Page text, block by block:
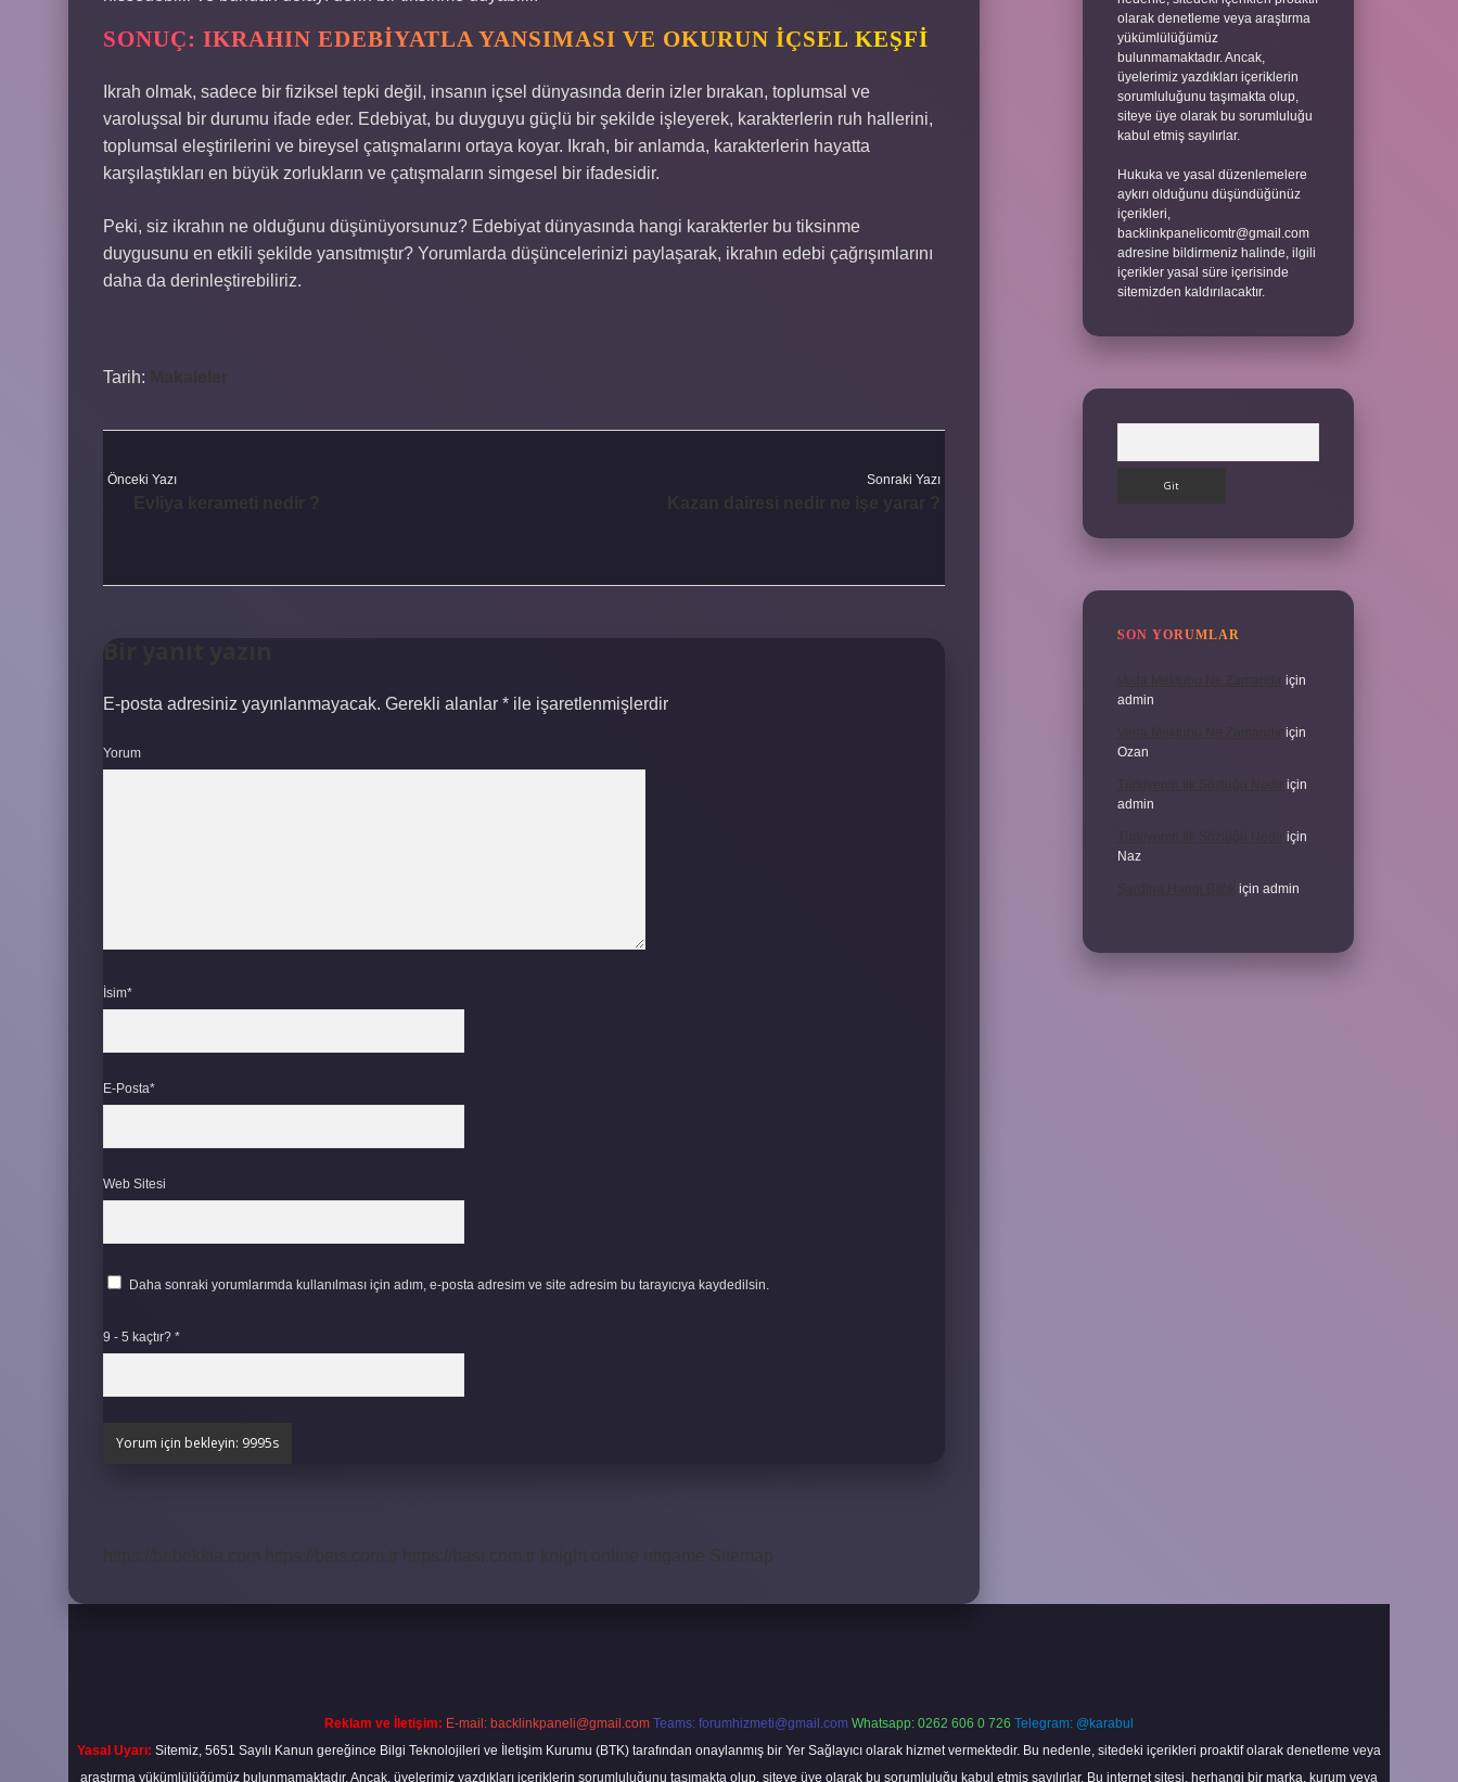
SONUÇ: IKRAHIN EDEBIYATLA YANSIMASI VE OKURUN İÇSEL KEŞFI
Ikrah olmak, sadece bir fiziksel tepki değil, insanın içsel dünyasında derin izler bırakan, toplumsal ve
varoluşsal bir durumu ifade eder. Edebiyat, bu duyguyu güçlü bir şekilde işleyerek, karakterlerin ruh hallerini,
toplumsal eleştirilerini ve bireysel çatışmalarını ortaya koyar. Ikrah, bir anlamda, karakterlerin hayatta
karşılaştıkları en büyük zorlukların ve çatışmaların simgesel bir ifadesidir.
Peki, siz ikrahın ne olduğunu düşünüyorsunuz? Edebiyat dünyasında hangi karakterler bu tiksinme
duygusunu en etkili şekilde yansıtmıştır? Yorumlarda düşüncelerinizi paylaşarak, ikrahın edebi çağrışımlarını
daha da derinleştirebiliriz.
Tarih: Makaleler
Önceki Yazı Sonraki Yazı
Bir yanıt yazın
E-posta adresiniz yayınlanmayacak. Gerekli alanlar * ile işaretlenmişlerdir
Yorum
İsim*
E-Posta*
Web Sitesi
Daha sonraki yorumlarımda kullanılması için adım, e-posta adresim ve site adresim bu tarayıcıya kaydedilsin.
9 - 5 kaçtır? *
https://basi.com.tr knight online nttgame Sitemap
olarak denetleme veya araştırma
yükümlülüğümüz
bulunmamaktadır. Ancak,
üyelerimiz yazdıkları içeriklerin
sorumluluğunu taşımakta olup,
siteye üye olarak bu sorumluluğu
kabul etmiş sayılırlar.
Hukuka ve yasal düzenlemelere
aykırı olduğunu düşündüğünüz
içerikleri,
backlinkpanelicomtr@gmail.com
adresine bildirmeniz halinde, ilgili
içerikler yasal süre içerisinde
sitemizden kaldırılacaktır.
SON YORUMLAR
için
admin
Veda Mektubu Ne Zamandır
için
Ozan
Türkiyenin Ilk Sözlüğü Nedir
için
admin
Türkiyenin Ilk Sözlüğü Nedir
için
Naz
için admin
Reklam ve İletişim: E-mail: backlinkpaneli@gmail.com Teams: forumhizmeti@gmail.com Whatsapp: 0262 606 0 726 Telegram: @karabul
Yasal Uyarı: Sitemiz, 5651 Sayılı Kanun gereğince Bilgi Teknolojileri ve İletişim Kurumu (BTK) tarafından onaylanmış bir Yer Sağlayıcı olarak hizmet vermektedir. Bu nedenle, sitedeki içerikleri proaktif olarak denetleme veya
araştırma yükümlülüğümüz bulunmamaktadır. Ancak, üyelerimiz yazdıkları içeriklerin sorumluluğunu taşımakta olup, siteye üye olarak bu sorumluluğu kabul etmiş sayılırlar. Bu internet sitesi, herhangi bir marka, kurum veya